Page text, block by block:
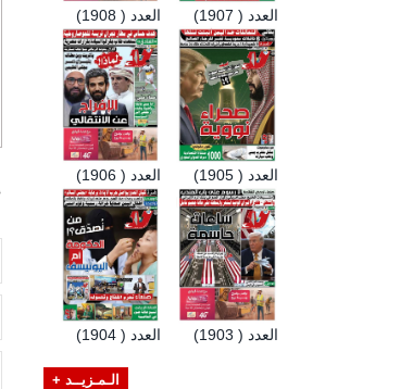
العدد ( 1908) العدد ( 1907)
العدد ( 1906) العدد ( 1905)
العدد ( 1904) العدد ( 1903)
الـمـزيــد +